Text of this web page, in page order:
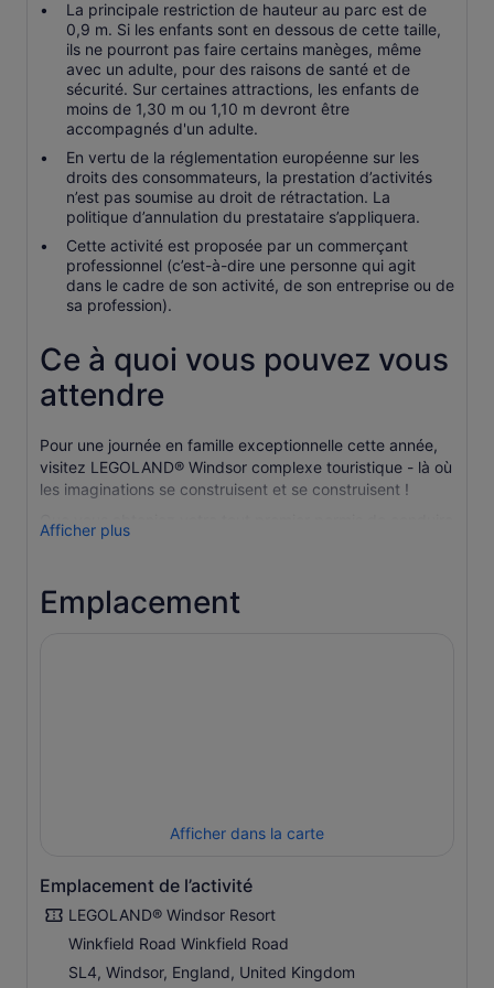
La principale restriction de hauteur au parc est de
0,9 m. Si les enfants sont en dessous de cette taille,
ils ne pourront pas faire certains manèges, même
avec un adulte, pour des raisons de santé et de
sécurité. Sur certaines attractions, les enfants de
moins de 1,30 m ou 1,10 m devront être
accompagnés d'un adulte.
En vertu de la réglementation européenne sur les
droits des consommateurs, la prestation d’activités
n’est pas soumise au droit de rétractation. La
politique d’annulation du prestataire s’appliquera.
Cette activité est proposée par un commerçant
professionnel (c’est-à-dire une personne qui agit
dans le cadre de son activité, de son entreprise ou de
sa profession).
Ce à quoi vous pouvez vous
attendre
Pour une journée en famille exceptionnelle cette année,
visitez LEGOLAND® Windsor complexe touristique - là où
les imaginations se construisent et se construisent !
Que vous obteniez votre tout premier permis de conduire
au volant d'une voiture LEGO à l'école de conduite
château médiéval ou que vous découvriez une ville sous-
marine perdue dans votre propre sous-marin, avec plus
direct, de jeux LEGO et de surprises nostalgiques à
Afficher plus
Emplacement
Afficher dans la carte
Emplacement de l’activité
LEGOLAND® Windsor Resort
Winkfield Road Winkfield Road
SL4, Windsor, England, United Kingdom